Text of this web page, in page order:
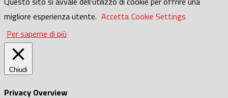
migliore esperienza utente. Accetta Cookie Settings
Per saperne di più
Chiudi
Privacy Overview